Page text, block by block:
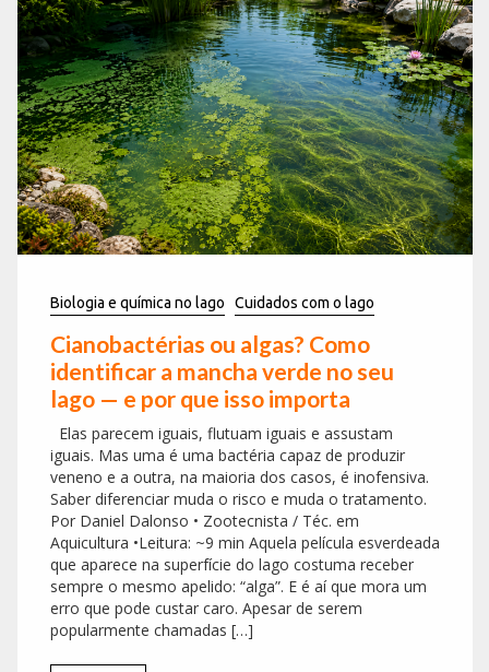
Biologia e química no lago Cuidados com o lago
Cianobactérias ou algas? Como
identificar a mancha verde no seu
lago — e por que isso importa
Elas parecem iguais, flutuam iguais e assustam
iguais. Mas uma é uma bactéria capaz de produzir
veneno e a outra, na maioria dos casos, é inofensiva.
Saber diferenciar muda o risco e muda o tratamento.
Por Daniel Dalonso • Zootecnista / Téc. em
Aquicultura •Leitura: ~9 min Aquela película esverdeada
que aparece na superfície do lago costuma receber
sempre o mesmo apelido: “alga”. E é aí que mora um
erro que pode custar caro. Apesar de serem
popularmente chamadas […]